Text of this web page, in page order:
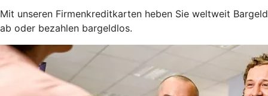
Mit unseren Firmenkreditkarten heben Sie weltweit Bargeld
ab oder bezahlen bargeldlos.